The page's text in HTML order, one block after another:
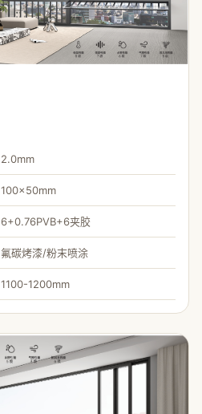
2.0mm
100×50mm
6+0.76PVB+6夹胶
氟碳烤漆/粉末喷涂
1100-1200mm